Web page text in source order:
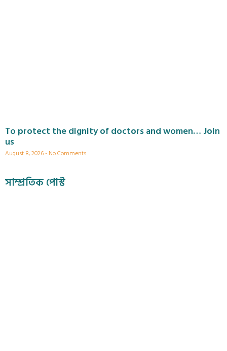
To protect the dignity of doctors and women… Join
us
August 8, 2026 No Comments
সাম্প্রতিক পোস্ট